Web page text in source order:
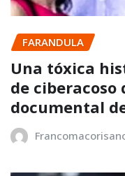
FARANDULA
Una tóxica
de ciberacoso
documental